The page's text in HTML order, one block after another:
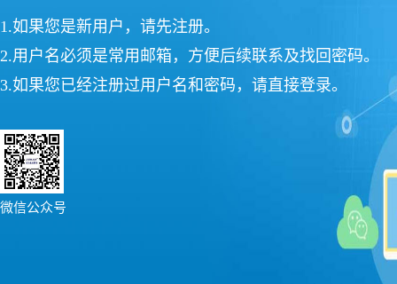
1.如果您是新用户，请先注册。
2.用户名必须是常用邮箱，方便后续联系及找回密码。
3.如果您已经注册过用户名和密码，请直接登录。
微信公众号